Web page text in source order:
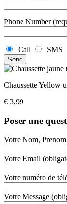
Phone Number
Call SMS
Chaussette Yellow
€ 3,99
Poser une
Votre Nom,
Votre Email
Votre numéro de
Votre Message